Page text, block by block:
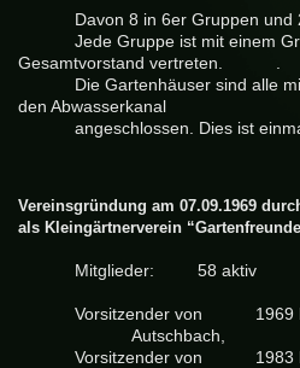
Davon 8 in 6er Gruppen und
Jede Gruppe ist mit einem
Gesamtvorstand vertreten.
Die Gartenhäuser sind alle
den Abwasserkanal
angeschlossen. Dies ist
Vereinsgründung am 07.09.1969
als Kleingärtnerverein
Mitglieder: 58 aktiv
Vorsitzender von 1969
Autschbach,
Vorsitzender von
1983